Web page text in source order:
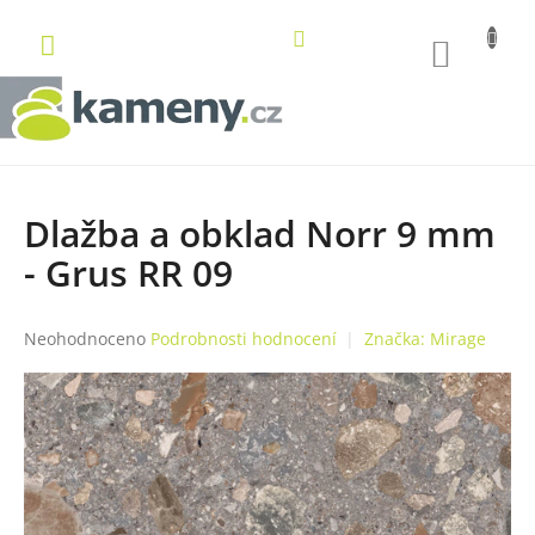
obsah
Dlažba a obklad Norr 9 mm
- Grus RR 09
Průměrné
produktu
je
0,0
z
5
hvězdiček.
Neohodnoceno Podrobnosti hodnocení Značka: Mirage